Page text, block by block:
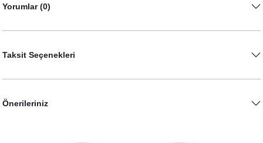
Yorumlar (0)
Taksit Seçenekleri
Önerileriniz